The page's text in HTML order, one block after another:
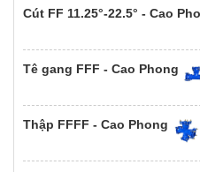
Cút FF 11.25°-22.5° - Cao
Tê gang FFF - Cao Phong
Thập FFFF - Cao Phong